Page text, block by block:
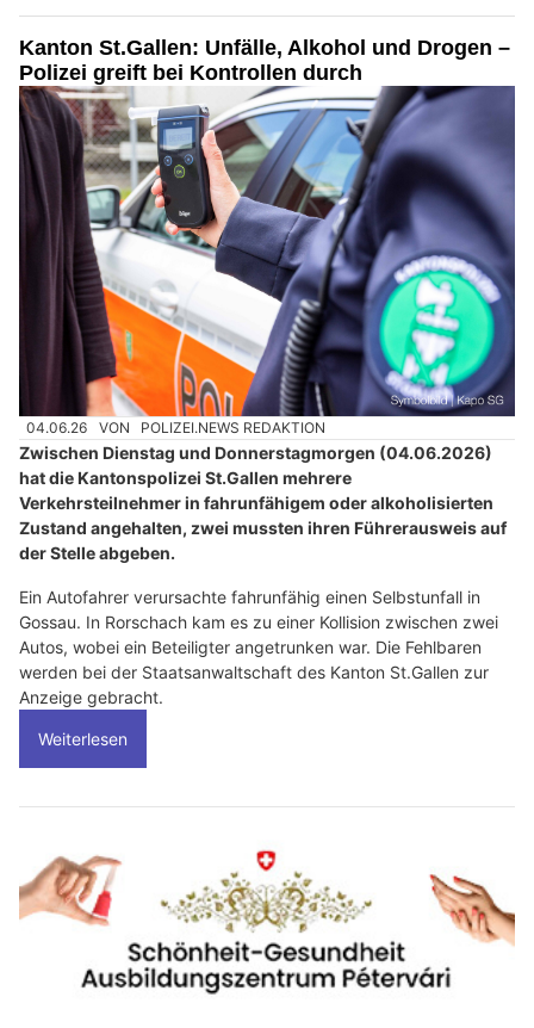
Kanton St.Gallen: Unfälle, Alkohol und Drogen –
Polizei greift bei Kontrollen durch
04.06.26 VON POLIZEI.NEWS REDAKTION
Zwischen Dienstag und Donnerstagmorgen (04.06.2026)
hat die Kantonspolizei St.Gallen mehrere
Verkehrsteilnehmer in fahrunfähigem oder alkoholisierten
Zustand angehalten, zwei mussten ihren Führerausweis auf
der Stelle abgeben.
Ein Autofahrer verursachte fahrunfähig einen Selbstunfall in
Gossau. In Rorschach kam es zu einer Kollision zwischen zwei
Autos, wobei ein Beteiligter angetrunken war. Die Fehlbaren
werden bei der Staatsanwaltschaft des Kanton St.Gallen zur
Anzeige gebracht.
Weiterlesen